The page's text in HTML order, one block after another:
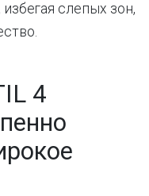
слепых зон,
4